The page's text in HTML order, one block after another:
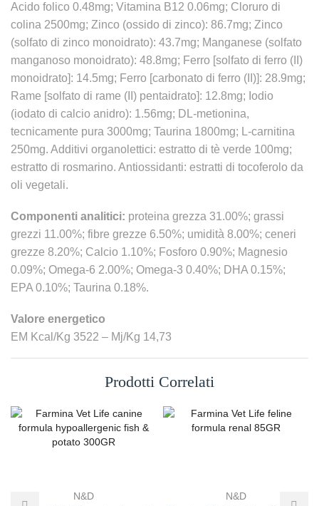
Acido folico 0.48mg; Vitamina B12 0.06mg; Cloruro di
colina 2500mg; Zinco (ossido di zinco): 86.7mg; Zinco
(solfato di zinco monoidrato): 43.7mg; Manganese (solfato
manganoso monoidrato): 48.8mg; Ferro [solfato di ferro (II)
monoidrato]: 14.5mg; Ferro [carbonato di ferro (II)]: 28.9mg;
Rame [solfato di rame (II) pentaidrato]: 12.8mg; Iodio
(iodato di calcio anidro): 1.56mg; DL-metionina,
tecnicamente pura 3000mg; Taurina 1800mg; L-carnitina
250mg. Additivi organolettici: estratto di tè verde 100mg;
estratto di rosmarino. Antiossidanti: estratti di tocoferolo da
oli vegetali.
Componenti analitici: proteina grezza 31.00%; grassi
grezzi 11.00%; fibre grezze 6.50%; umidità 8.00%; ceneri
grezze 8.20%; Calcio 1.10%; Fosforo 0.90%; Magnesio
0.09%; Omega-6 2.00%; Omega-3 0.40%; DHA 0.15%;
EPA 0.10%; Taurina 0.18%.
Valore energetico
EM Kcal/Kg 3522 – Mj/Kg 14,73
Prodotti Correlati
N&D
N&D